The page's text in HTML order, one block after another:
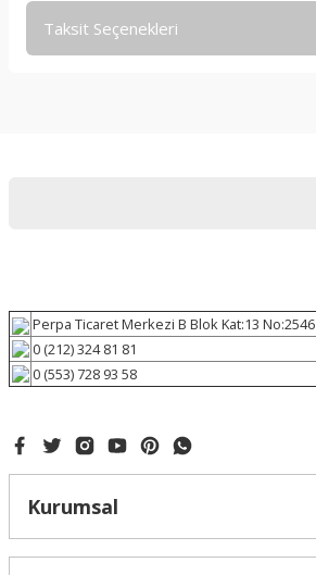
Taksit Seçenekleri
Perpa Ticaret Merkezi B Blok Kat:13
0 (212) 324 81 81
0 (553) 728 93 58
Kurumsal